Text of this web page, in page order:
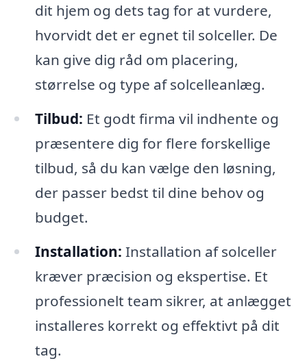
dit hjem og dets tag for at vurdere,
hvorvidt det er egnet til solceller. De
kan give dig råd om placering,
størrelse og type af solcelleanlæg.
Tilbud: Et godt firma vil indhente og
præsentere dig for flere forskellige
tilbud, så du kan vælge den løsning,
der passer bedst til dine behov og
budget.
Installation: Installation af solceller
kræver præcision og ekspertise. Et
professionelt team sikrer, at anlægget
installeres korrekt og effektivt på dit
tag.